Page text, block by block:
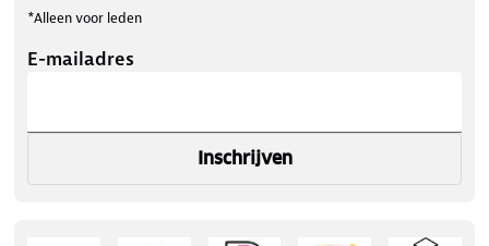
*Alleen voor leden
E-mailadres
Inschrijven